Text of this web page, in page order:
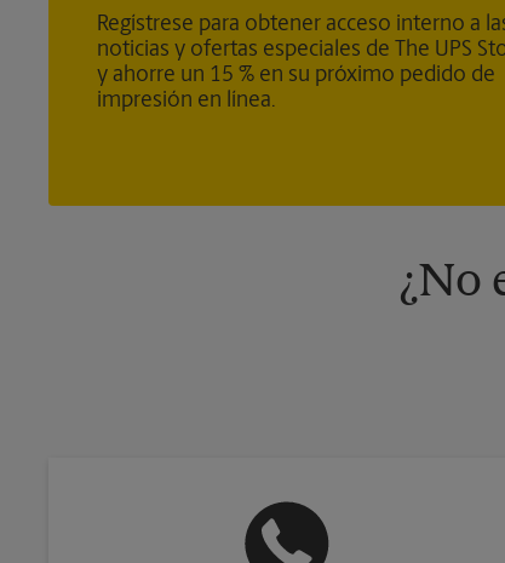
Regístrese para obtener acceso interno a
noticias y ofertas especiales de The UPS
y ahorre un 15 % en su próximo pedido de
impresión en línea.
¿No